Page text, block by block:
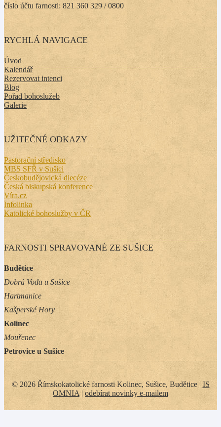
číslo účtu farnosti: 821 360 329 / 0800
RYCHLÁ NAVIGACE
Úvod
Kalendář
Rezervovat intenci
Blog
Pořad bohoslužeb
Galerie
UŽITEČNÉ ODKAZY
Pastorační středisko
MBS SFŘ v Sušici
Českobudějovická diecéze
Česká biskupská konference
Víra.cz
Infolinka
Katolické bohoslužby v ČR
FARNOSTI SPRAVOVANÉ ZE SUŠICE
Budětice
Dobrá Voda u Sušice
Hartmanice
Kašperské Hory
Kolinec
Mouřenec
Petrovice u Sušice
© 2026 Římskokatolické farnosti Kolinec, Sušice, Budětice | IS
OMNIA | odebírat novinky e-mailem